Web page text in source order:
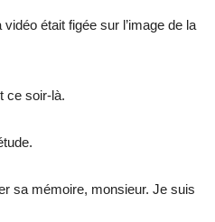
était figée sur l’image de la
ce soir-là.
sa mémoire, monsieur. Je suis